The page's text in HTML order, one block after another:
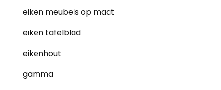
eiken meubels op maat
eiken tafelblad
eikenhout
gamma